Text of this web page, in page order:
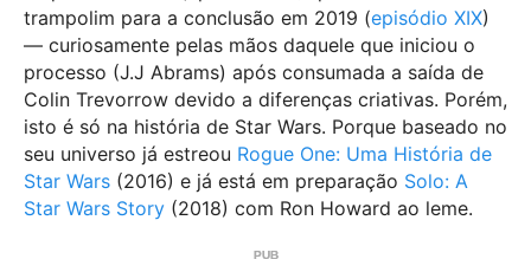
trampolim para a conclusão em 2019 (episódio XIX)
— curiosamente pelas mãos daquele que iniciou o
processo (J.J Abrams) após consumada a saída de
Colin Trevorrow devido a diferenças criativas. Porém,
isto é só na história de Star Wars. Porque baseado no
seu universo já estreou Rogue One: Uma História de
Star Wars (2016) e já está em preparação Solo: A
Star Wars Story (2018) com Ron Howard ao leme.